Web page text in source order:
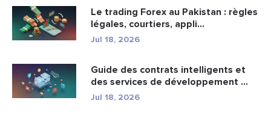
Le trading Forex au Pakistan : règles
légales, courtiers, appli...
Jul 18, 2026
Guide des contrats intelligents et
des services de développement ...
Jul 18, 2026